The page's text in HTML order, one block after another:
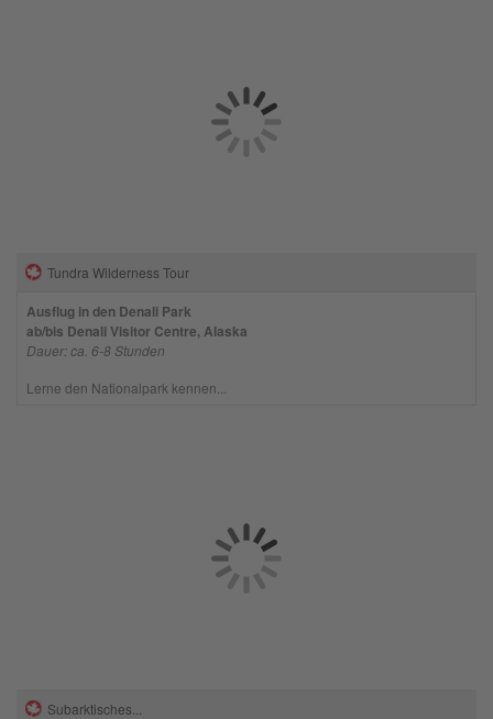
Tundra Wilderness Tour
Ausflug in den Denali Park
ab/bis Denali Visitor Centre, Alaska
Dauer: ca. 6-8 Stunden
Lerne den Nationalpark kennen...
Subarktisches...